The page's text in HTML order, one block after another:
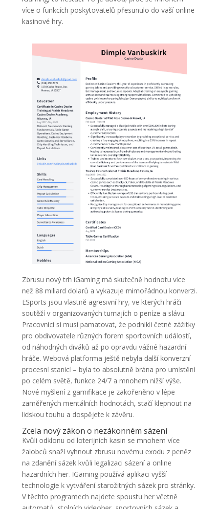
více o funkcích poskytovatelů přesunulo do vaší online
kasinové hry.
Zbrusu nový trh iGaming má skutečně hodnotu více
než 88 miliard dolarů a vykazuje mimořádnou konverzi.
ESports jsou vlastně agresivní hry, ve kterých hráči
soutěží v organizovaných turnajích o peníze a slávu.
Pracovníci si musí pamatovat, že podnikli četné zážitky
pro obdivovatele různých forem sportovních událostí,
od náhodných diváků až po opravdu vážné hazardní
hráče. Webová platforma ještě nebyla další konverzní
procesní stanicí – byla to absolutně brána pro umístění
po celém světě, funkce 24/7 a mnohem nižší výše.
Nové myšlení z gamifikace je zakořeněno v lépe
zaměřených mentálních hodnotách, stačí klepnout na
lidskou touhu a dospějete k závěru.
Zcela nový zákon o nezákonném sázení
Kvůli odklonu od loterijních kasin se mnohem více
žalobců snaží vyhnout zbrusu novému exodu z peněz
na zdanění sázek kvůli legalizaci sázení a online
hazardních her. IGaming používá aplikaci vyšší
technologie k vytváření starožitných sázek pro stránky.
V těchto programech najdete spoustu her včetně